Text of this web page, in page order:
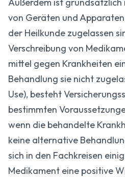
von Geräten und
der Heilkunde zugelassen
Verschreibung von
mittel gegen Krankheiten
Behandlung sie nicht
Use), besteht
bestimmten
wenn die behandelte
keine alternative
sich in den Fachkreisen
Medikament eine positive